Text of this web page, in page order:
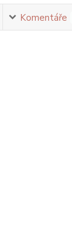
Komentáře